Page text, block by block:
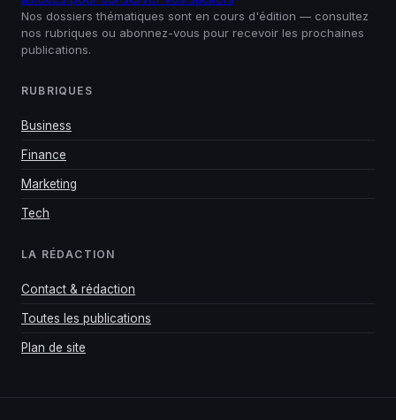
Nos dossiers thématiques sont en cours d'édition — consultez
nos rubriques ou abonnez-vous pour recevoir les prochaines
publications.
RUBRIQUES
Business
Finance
Marketing
Tech
LA RÉDACTION
Contact & rédaction
Toutes les publications
Plan de site